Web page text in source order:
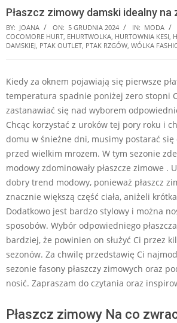
Płaszcz zimowy damski idealny na
BY: JOANA ON: 5 GRUDNIA 2024 IN: MODA
COCOMORE HURT EHURTWOLKA HURTOWNIA KESI
DAMSKIEJ PTAK OUTLET PTAK RZGÓW WÓLKA
Kiedy za oknem pojawiają się pierwsze
temperatura spadnie poniżej zero stopni
zastanawiać się nad wyborem
Chcąc korzystać z uroków tej pory roku i
domu w śnieżne dni, musimy postarać się
przed wielkim mrozem. W tym sezonie
modowy zdominowały płaszcze zimowe .
dobry trend modowy, ponieważ płaszcz
znacznie większą część ciała, aniżeli
Dodatkowo jest bardzo stylowy i można
sposobów. Wybór odpowiedniego
bardziej, że powinien on służyć Ci przez
sezonów. Za chwilę przedstawię Ci
sezonie fasony płaszczy zimowych oraz
nosić. Zapraszam do czytania oraz
Płaszcz zimowy Na co